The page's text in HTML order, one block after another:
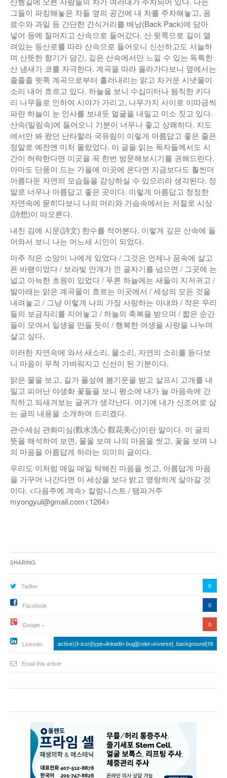
그들이 파킹해놓은 차들 옆의 공간에 내 차를 주차해놓고, 음
료수와 과일 등 간단한 간식거리를 배낭(Back Pack)에 담아
넣어 등에 질머지고 산속으로 들어갔다. 산 윗쪽으로 길이 열
려있는 등산로를 따라 산속으로 들어오니 신선하고도 서늘하
며 산뜻한 향기가 담긴, 깊은 산속에서만 느낄 수 있는 독특한
산 냄새가 코를 자극한다. 계곡을 따라 올라가다보니 옆에서는
졸졸졸 윗쪽 계곡으로부터 흘러내리는 맑고 차거운 시냇물이
소리 내어 흐르고 있다. 하늘을 보니 수십미터나 됨직한 키다
리 나무들로 인하여 시야가 가리고, 나무가지 사이로 이따금씩
파란 하늘이 눈 인사를 보내듯 얼굴을 내밀고 미소 짓고 있다.
산속(밀림속)에 들어오니 기분이 너무나 좋고 상쾌하다. 지도
에서만 봐 왔던 난타할라 국유림이 이렇게 아름답고 좋은 줄은
정말로 예전엔 미처 몰랐었다. 이 글을 읽는 독자들께서도 시
간이 허락한다면 이곳을 꼭 한번 방문해보시기를 권해드린다.
아마도 단풍이 드는 가을에 이곳에 온다면 지금보다도 훨씬더
아름다운 자연의 모습들을 감상하실 수 있으리라 생각된다. 정
말로 너무나 아름답고 좋은 곳이다. 이렇게 아름답고 청정한
자연속에 묻히다보니 나의 머리와 가슴속에서는 저절로 시상
(詩想)이 떠오른다.
내친 김에 시문(詩文) 한수를 적어본다. 이렇게 깊은 산속에 들
어와서 보니 나는 어느새 시인이 되었다.
아주 작은 소망이 나에게 있었다 / 그것은 언제나 꿈속에 살고
픈 바램이었다 / 보라빛 안개가 낀 골자기를 넘으면 / 그곳에 는
넓고 아늑한 초원이 있었다 / 푸른 하늘에는 새들이 지저귀고 /
발아래는 맑은 계곡물이 흐르는 이곳에서 / 세상의 모든 것을
내려놓고 / 그냥 이렇게 나의 가장 사랑하는 아내와 / 작은 우리
들의 보금자리를 지어놓고 / 하늘의 축복을 받으며 / 짧은 순간
들이 모여서 일생을 만들 듯이 / 행복한 여생을 사랑을 나누며
살고 싶다,
이러한 자연속에 와서 새소리, 물소리, 자연의 소리를 듣다보
니 마음이 무척 가벼워지고 신선이 된 기분이다.
맑은 물을 보고, 길가 풀섶에 봄기운을 받고 살프시 고개를 내
밀고 피어난 야생화 꽃들을 보니 평소에 내가 늘 마음속에 간
직하고 되새겨보는 글귀가 생각난다. 여기에 내가 신조어로 삼
는 글의 내용을 소개하여 드리겠다.
관수세심 관화미심(觀水洗心 觀花美心)이란 말이다. 이 글의
뜻을 해석하여 보면, 물을 보며 나의 마음을 씻고, 꽃을 보며 나
의 마음을 아름답게 하라는 의미의 글이다.
우리도 이처럼 매일 매일 탁해진 마음을 씻고, 아름답게 마음
을 가꾸어 나간다면 이 세상을 보다 밝고 명랑하게 살아갈 것
이다. <다음주에 계속> 칼럼니스트 / 탬파거주
myongyul@gmail.com<1264>
Sharing
Twitter 0
Facebook 0
Google + 0
Linkedin active){li-icon[type=linkedin-bug][color=inverse] .background{fill
Email this article